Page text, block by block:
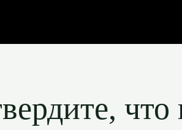
что